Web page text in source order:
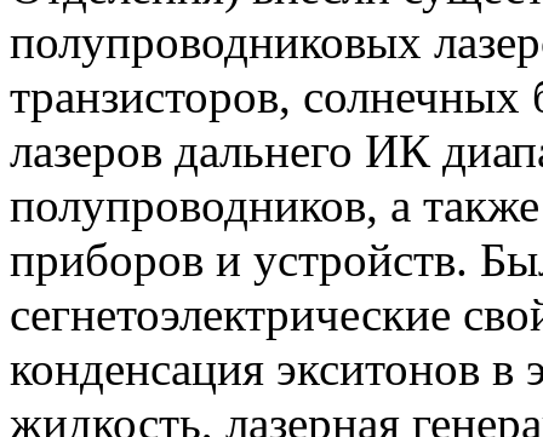
полупроводниковых
транзисторов, солнечных
лазеров дальнего ИК
полупроводников, а
приборов и устройств.
сегнетоэлектрические
конденсация экситонов
жидкость, лазерная